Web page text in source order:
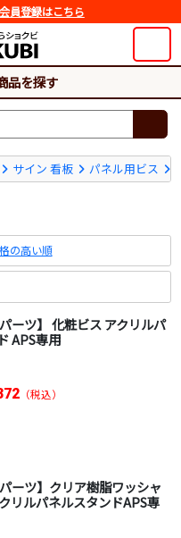
会員登録はこちら
品を探す
サイン 看板 パネル用ビス
の高い順
ーツ】 化粧ビス アクリルパ
APS専用
（税込）
ーツ】クリア樹脂ワッシャ
リルパネルスタンドAPS専